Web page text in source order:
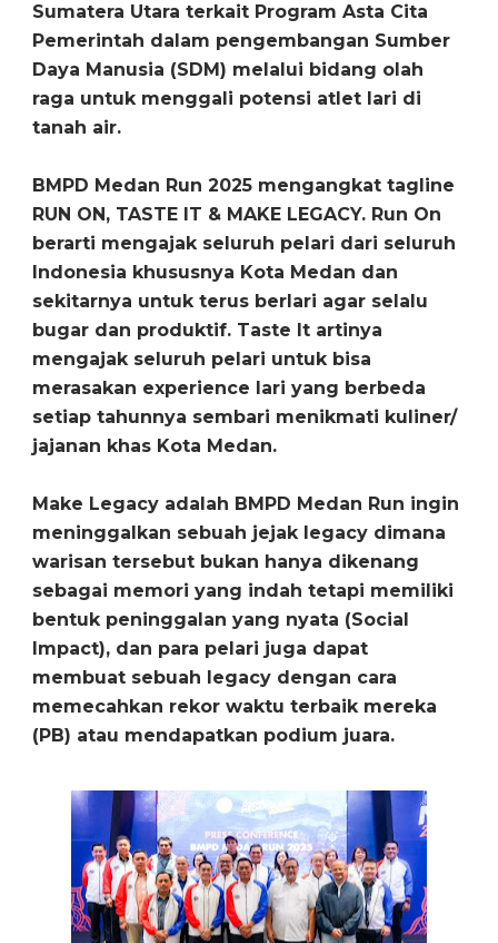
Sumatera Utara terkait Program Asta Cita
Pemerintah dalam pengembangan Sumber
Daya Manusia (SDM) melalui bidang olah
raga untuk menggali potensi atlet lari di
tanah air.
BMPD Medan Run 2025 mengangkat tagline
RUN ON, TASTE IT & MAKE LEGACY. Run On
berarti mengajak seluruh pelari dari seluruh
Indonesia khususnya Kota Medan dan
sekitarnya untuk terus berlari agar selalu
bugar dan produktif. Taste It artinya
mengajak seluruh pelari untuk bisa
merasakan experience lari yang berbeda
setiap tahunnya sembari menikmati kuliner/
jajanan khas Kota Medan.
Make Legacy adalah BMPD Medan Run ingin
meninggalkan sebuah jejak legacy dimana
warisan tersebut bukan hanya dikenang
sebagai memori yang indah tetapi memiliki
bentuk peninggalan yang nyata (Social
Impact), dan para pelari juga dapat
membuat sebuah legacy dengan cara
memecahkan rekor waktu terbaik mereka
(PB) atau mendapatkan podium juara.